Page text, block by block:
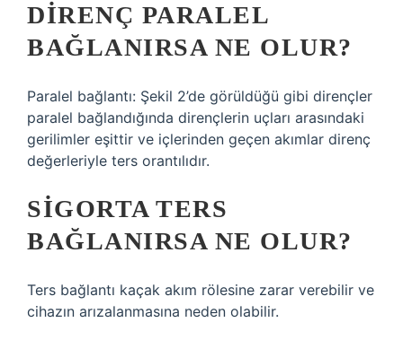
DIRENÇ PARALEL
BAĞLANIRSA NE OLUR?
Paralel bağlantı: Şekil 2’de görüldüğü gibi dirençler
paralel bağlandığında dirençlerin uçları arasındaki
gerilimler eşittir ve içlerinden geçen akımlar direnç
değerleriyle ters orantılıdır.
SIGORTA TERS
BAĞLANIRSA NE OLUR?
Ters bağlantı kaçak akım rölesine zarar verebilir ve
cihazın arızalanmasına neden olabilir.